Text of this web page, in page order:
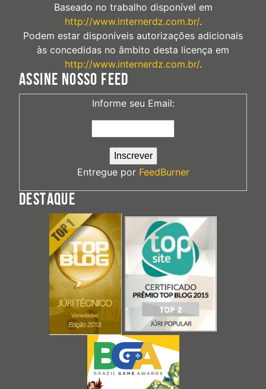
Baseado no trabalho disponível em
http://www.internerdz.com.br/.
Podem estar disponíveis autorizações adicionais
às concedidas no âmbito desta licença em
http://www.internerdz.com.br/.
ASSINE NOSSO FEED
Informe seu Email:
Entregue por FeedBurner
DESTAQUE